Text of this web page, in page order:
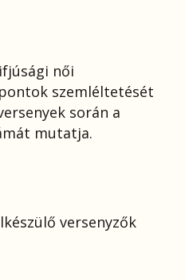
női
szemléltetését
során a
mutatja.
versenyzők